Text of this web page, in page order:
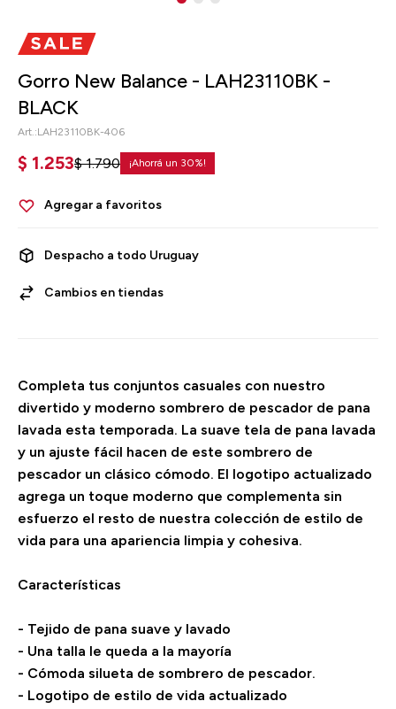
Gorro New Balance - LAH23110BK -
BLACK
LAH23110BK-406
$ 1.253$ 1.790 30
Despacho a todo Uruguay
Cambios en tiendas
Completa tus conjuntos casuales con nuestro
divertido y moderno sombrero de pescador de pana
lavada esta temporada. La suave tela de pana lavada
y un ajuste fácil hacen de este sombrero de
pescador un clásico cómodo. El logotipo actualizado
agrega un toque moderno que complementa sin
esfuerzo el resto de nuestra colección de estilo de
vida para una apariencia limpia y cohesiva.
Características
- Tejido de pana suave y lavado
- Una talla le queda a la mayoría
- Cómoda silueta de sombrero de pescador.
- Logotipo de estilo de vida actualizado